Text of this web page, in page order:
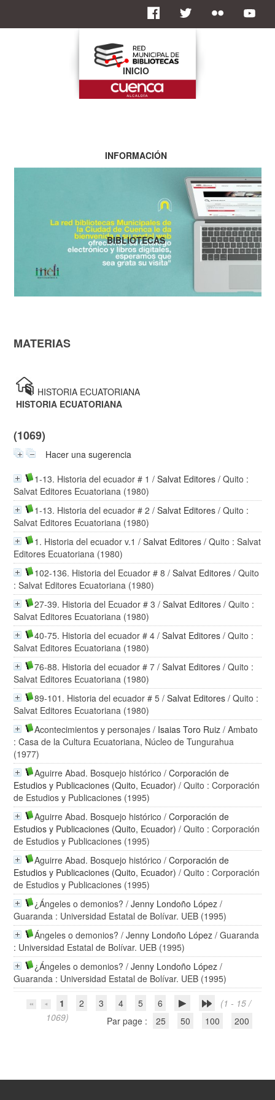
MATERIAS
> HISTORIA ECUATORIANA
HISTORIA ECUATORIANA
(1069)
Hacer una sugerencia
1-13. Historia del ecuador # 1 /Salvat Editores / Quito :
Salvat Editores Ecuatoriana (1980)
1-13. Historia del ecuador # 2 /Salvat Editores / Quito :
Salvat Editores Ecuatoriana (1980)
1. Historia del ecuador v.1 /Salvat Editores / Quito : Salvat
Editores Ecuatoriana (1980)
102-136. Historia del Ecuador # 8 /Salvat Editores / Quito
: Salvat Editores Ecuatoriana (1980)
27-39. Historia del Ecuador # 3 /Salvat Editores / Quito :
Salvat Editores Ecuatoriana (1980)
40-75. Historia del ecuador # 4 /Salvat Editores / Quito :
Salvat Editores Ecuatoriana (1980)
76-88. Historia del ecuador # 7 /Salvat Editores / Quito :
Salvat Editores Ecuatoriana (1980)
89-101. Historia del ecuador # 5 /Salvat Editores / Quito :
Salvat Editores Ecuatoriana (1980)
Acontecimientos y personajes / Isaias Toro Ruiz / Ambato
: Casa de la Cultura Ecuatoriana, Núcleo de Tungurahua
(1977)
Aguirre Abad. Bosquejo histórico /Corporación de
Estudios y Publicaciones (Quito, Ecuador) / Quito : Corporación
de Estudios y Publicaciones (1995)
Aguirre Abad. Bosquejo histórico /Corporación de
Estudios y Publicaciones (Quito, Ecuador) / Quito : Corporación
de Estudios y Publicaciones (1995)
Aguirre Abad. Bosquejo histórico /Corporación de
Estudios y Publicaciones (Quito, Ecuador) / Quito : Corporación
de Estudios y Publicaciones (1995)
¿Ángeles o demonios? /Jenny Londoño López /
Guaranda : Universidad Estatal de Bolívar. UEB (1995)
Ángeles o demonios? /Jenny Londoño López / Guaranda
: Universidad Estatal de Bolívar. UEB (1995)
¿Ángeles o demonios? /Jenny Londoño López /
Guaranda : Universidad Estatal de Bolívar. UEB (1995)
1
2 3 4 5 6
(1 - 15 /
1069)
Par page : 25 50 100 200
INICIO
INFORMACIÓN
BIBLIOTECAS